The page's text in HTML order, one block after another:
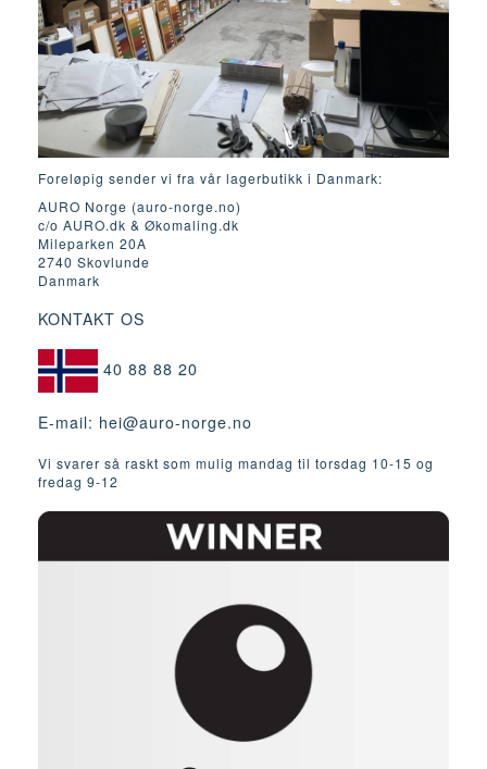
Foreløpig sender vi fra vår lagerbutikk i Danmark:
AURO Norge (auro-norge.no)
c/o AURO.dk & Økomaling.dk
Mileparken 20A
2740 Skovlunde
Danmark
KONTAKT OS
40 88 88 20
E-mail: hei@auro-norge.no
Vi svarer så raskt som mulig mandag til torsdag 10-15 og
fredag ​​9-12